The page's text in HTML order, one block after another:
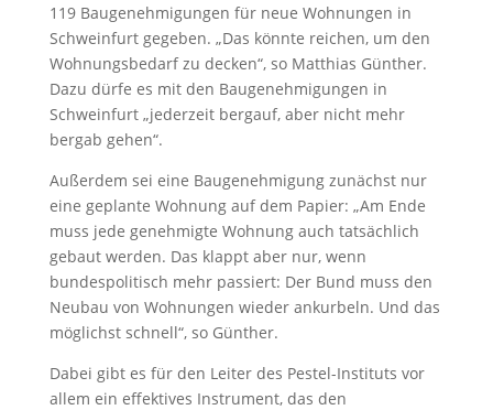
119 Baugenehmigungen für neue Wohnungen in
Schweinfurt gegeben. „Das könnte reichen, um den
Wohnungsbedarf zu decken“, so Matthias Günther.
Dazu dürfe es mit den Baugenehmigungen in
Schweinfurt „jederzeit bergauf, aber nicht mehr
bergab gehen“.
Außerdem sei eine Baugenehmigung zunächst nur
eine geplante Wohnung auf dem Papier: „Am Ende
muss jede genehmigte Wohnung auch tatsächlich
gebaut werden. Das klappt aber nur, wenn
bundespolitisch mehr passiert: Der Bund muss den
Neubau von Wohnungen wieder ankurbeln. Und das
möglichst schnell“, so Günther.
Dabei gibt es für den Leiter des Pestel-Instituts vor
allem ein effektives Instrument, das den